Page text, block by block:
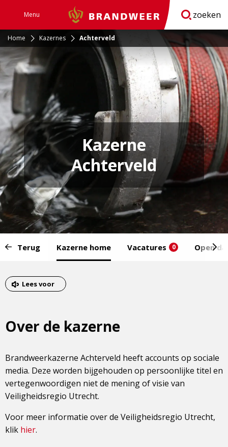
Menu Brandweer zoeken
Home Kazernes Achterveld
Kazerne
Achterveld
van
menu:
Terug Kazerne home Vacatures 0 Open
van
het
Lees voor
Over de kazerne
Brandweerkazerne Achterveld heeft accounts op sociale
media. Deze worden bijgehouden op persoonlijke titel en
vertegenwoordigen niet de mening of visie van
Veiligheidsregio Utrecht.
Voor meer informatie over de Veiligheidsregio Utrecht,
klik hier.